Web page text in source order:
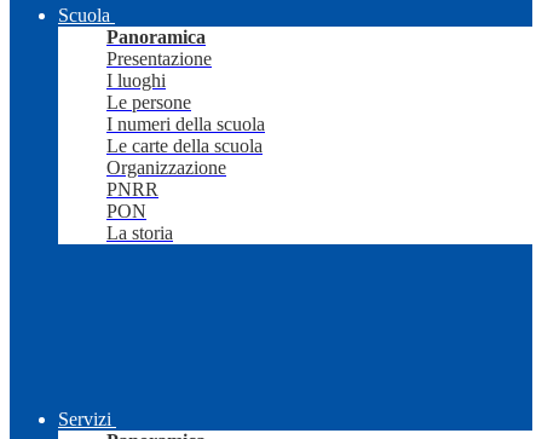
Scuola
Panoramica
Presentazione
I luoghi
Le persone
I numeri della scuola
Le carte della scuola
Organizzazione
PNRR
PON
La storia
Servizi